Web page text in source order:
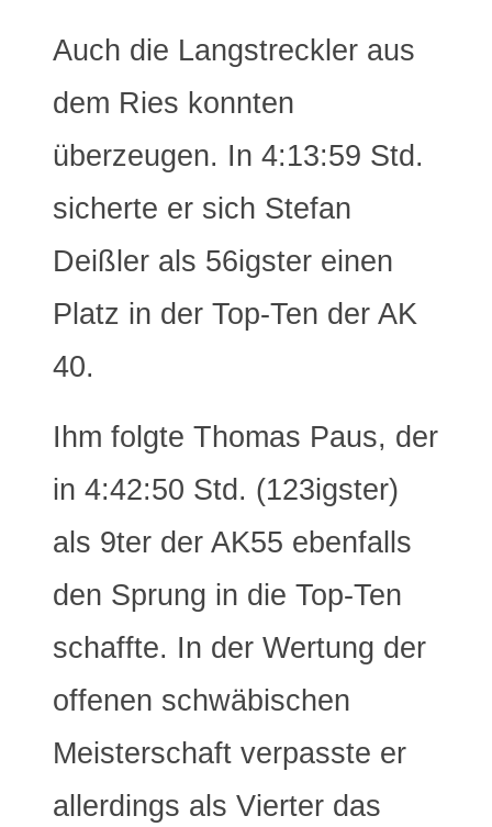
Auch die Langstreckler aus
dem Ries konnten
überzeugen. In 4:13:59 Std.
sicherte er sich Stefan
Deißler als 56igster einen
Platz in der Top-Ten der AK
40.
Ihm folgte Thomas Paus, der
in 4:42:50 Std. (123igster)
als 9ter der AK55 ebenfalls
den Sprung in die Top-Ten
schaffte. In der Wertung der
offenen schwäbischen
Meisterschaft verpasste er
allerdings als Vierter das